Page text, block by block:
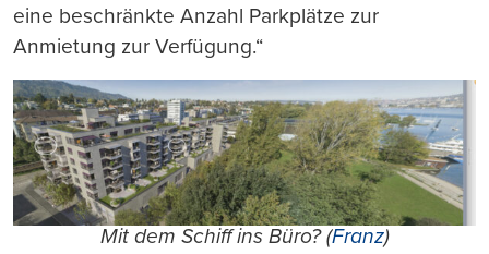
eine beschränkte Anzahl Parkplätze zur
Anmietung zur Verfügung.“
Mit dem Schiff ins Büro? (Franz)